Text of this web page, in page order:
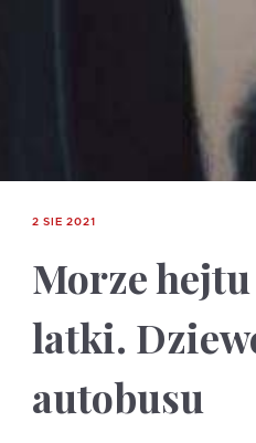
2 SIE 2021
Morze
latki.
autobusu